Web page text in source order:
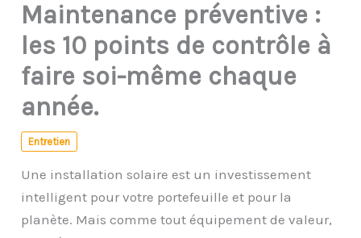
Maintenance préventive :
les 10 points de contrôle à
faire soi-même chaque
année.
Entretien
Une installation solaire est un investissement
intelligent pour votre portefeuille et pour la
planète. Mais comme tout équipement de valeur,